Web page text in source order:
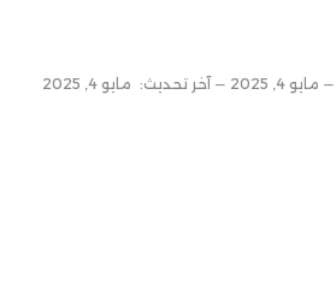
مايو 4, 2025 آخر تحديث: مايو 4, 2025